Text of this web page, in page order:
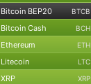
Bitcoin BEP20 BTCB
Bitcoin Cash BCH
Ethereum ETH
Litecoin LTC
XRP XRP